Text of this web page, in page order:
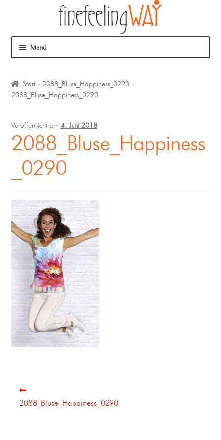
Menü
Mein Angebot
Coaching
Klangmassage
Start
2088_Bluse_Happiness_0290
2088_Bluse_Happiness_0290
Veröffentlicht am 4. Juni 2018
2088_Bluse_Happiness
_0290
2088_Bluse_Happiness_0290